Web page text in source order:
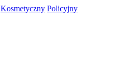
Kosmetyczny Policyjny